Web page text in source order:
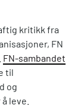
kritikk fra
FN
FN-sambandet
til
og
leve.